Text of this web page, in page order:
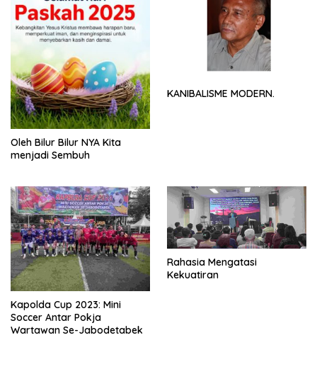
Oleh Bilur Bilur NYA Kita
menjadi Sembuh
KANIBALISME MODERN.
Kapolda Cup 2023: Mini
Soccer Antar Pokja
Wartawan Se-Jabodetabek
Rahasia Mengatasi
Kekuatiran